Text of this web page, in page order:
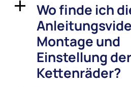
a
Wo finde ich
Montage und
Einstellung
Kettenräder?